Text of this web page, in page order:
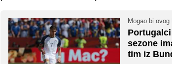
Mogao bi
sezone
tim iz